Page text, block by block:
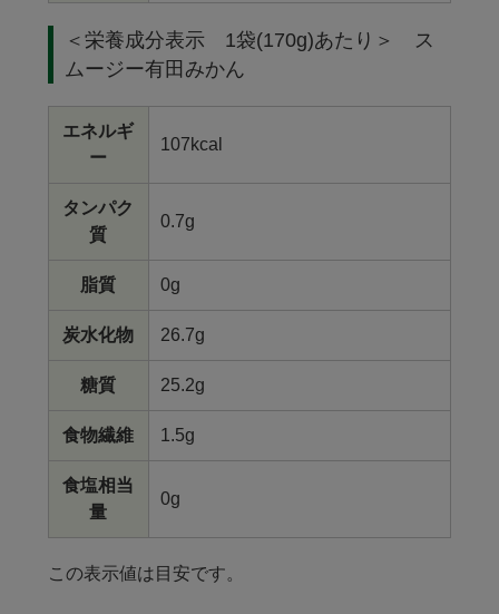
＜栄養成分表示 1袋(170g)あたり＞ ス
ムージー有田みかん
エネルギ
ー
107kcal
タンパク
質
0.7g
脂質 0g
炭水化物 26.7g
糖質 25.2g
食物繊維 1.5g
食塩相当
量
0g
この表示値は目安です。